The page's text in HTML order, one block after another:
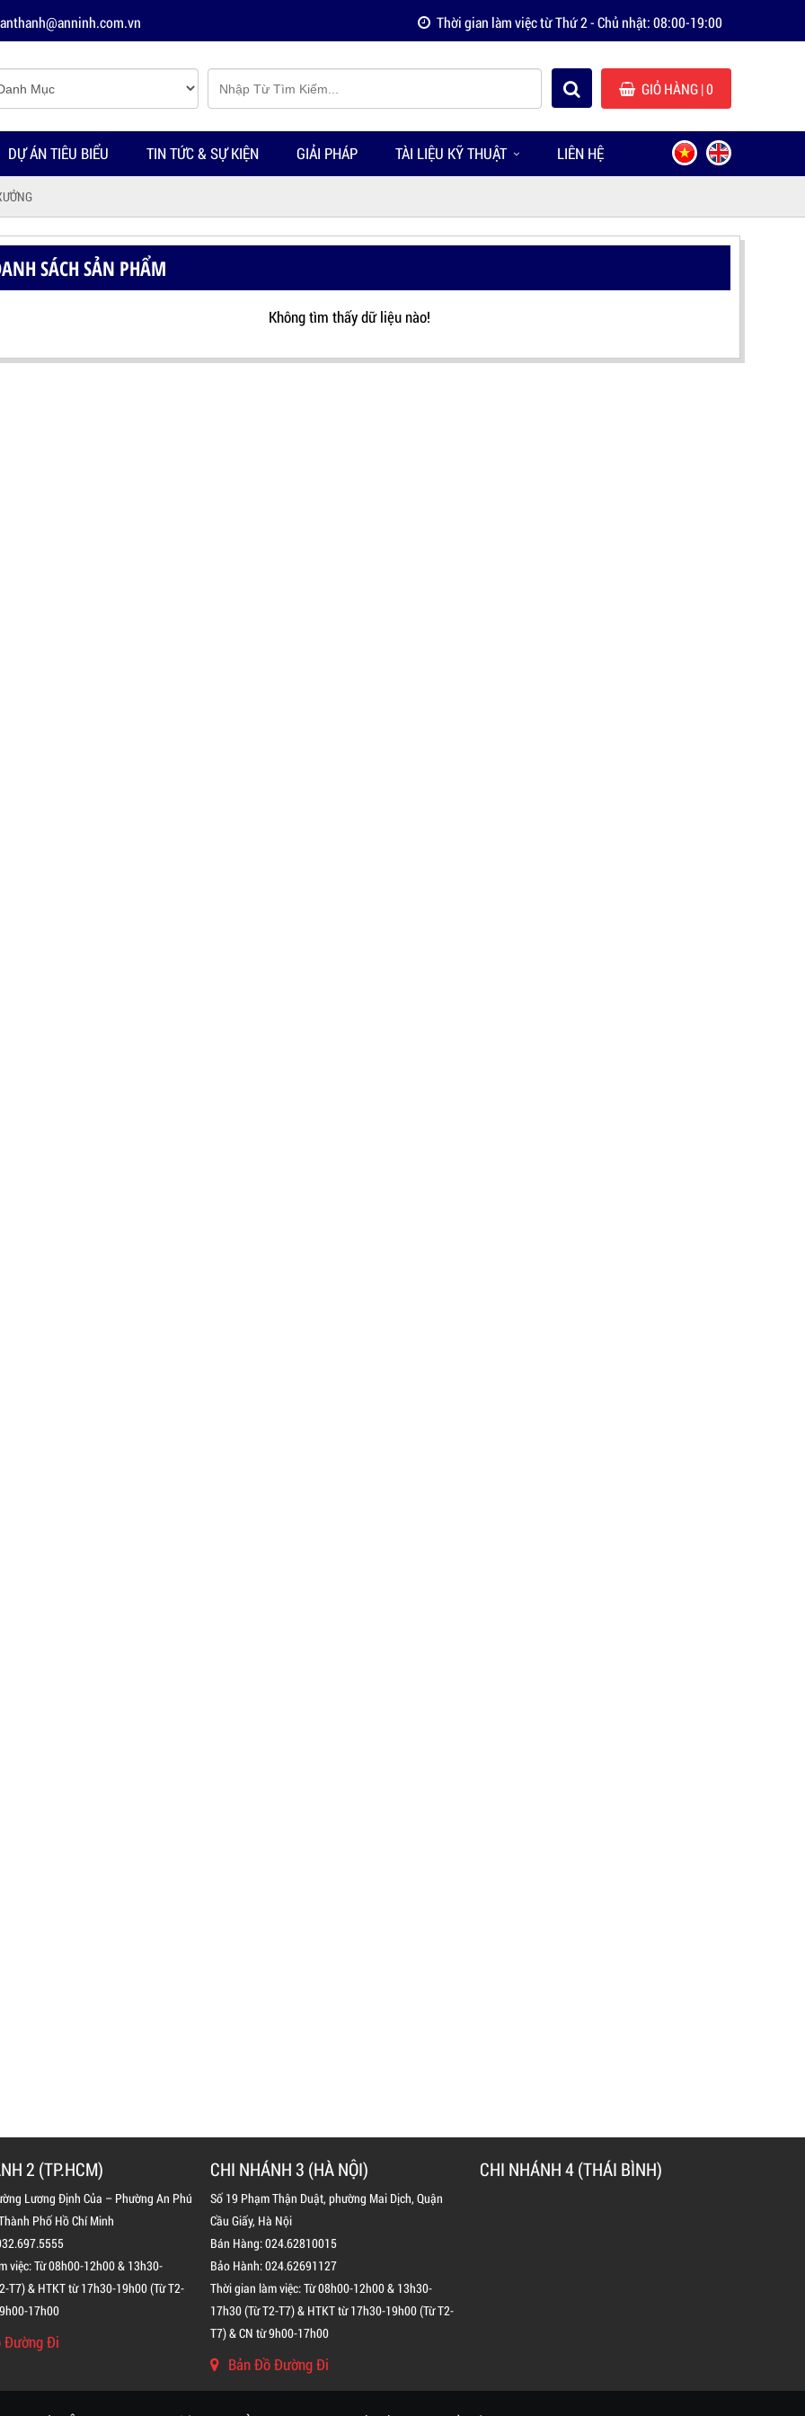
Thời gian làm việc từ Thứ 2 - Chủ nhật: 08:00-19:00
GIỎ HÀNG| 0
DỰ ÁN TIÊU BIỂU TIN TỨC & SỰ KIỆN GIẢI PHÁP TÀI LIỆU KỸ THUẬT LIÊN HỆ
SÁCH SẢN PHẨM
Không tìm thấy dữ liệu nào!
2 (TP.HCM)
Lương Định Của – Phường An Phú
Phố Hồ Chí Minh
việc: Từ 08h00-12h00 & 13h30-
T7) & HTKT từ 17h30-19h00 (Từ T2-
17h00
Đường Đi
CHI NHÁNH 3 (HÀ NỘI)
Số 19 Phạm Thận Duật, phường Mai Dịch, Quận
Cầu Giấy, Hà Nội
Bán Hàng: 024.62810015
Bảo Hành: 024.62691127
Thời gian làm việc: Từ 08h00-12h00 & 13h30-
17h30 (Từ T2-T7) & HTKT từ 17h30-19h00 (Từ T2-
T7) & CN từ 9h00-17h00
Bản Đồ Đường Đi
CHI NHÁNH 4 (THÁI BÌNH)